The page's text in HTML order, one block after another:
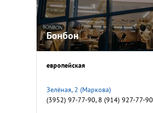
Бонбон
европейская
Зелёная, 2 (Маркова)
(3952) 97-77-90, 8 (914) 927-77-90